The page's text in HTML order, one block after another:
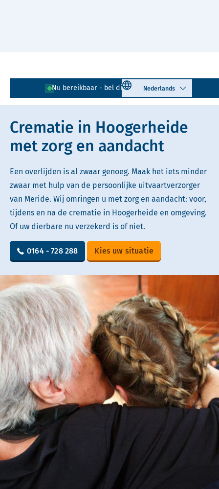
Nu bereikbaar - bel direct! 0164 - 728 288
Select language
Lees voor Uitleg woorden
Simpele tekst
Crematie in Hoogerheide
met zorg en aandacht
Een overlijden is al zwaar genoeg. Maak het iets minder
zwaar met hulp van de persoonlijke uitvaartverzorger
van Meride. Wij omringen u met zorg en aandacht: voor,
tijdens en na de crematie in Hoogerheide en omgeving.
Of uw dierbare nu verzekerd is of niet.
0164 - 728 288 Kies uw situatie